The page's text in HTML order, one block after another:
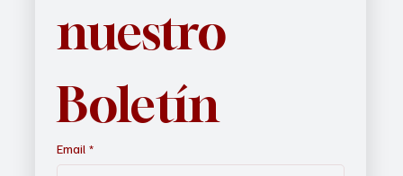
nuestro
Boletín
Email *